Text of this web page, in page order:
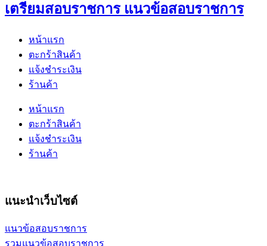
เตรียมสอบราชการ แนวข้อสอบราชการ
หน้าแรก
ตะกร้าสินค้า
แจ้งชำระเงิน
ร้านค้า
หน้าแรก
ตะกร้าสินค้า
แจ้งชำระเงิน
ร้านค้า
แนะนำเว็บไซต์
แนวข้อสอบราชการ
รวมแนวข้อสอบราชการ